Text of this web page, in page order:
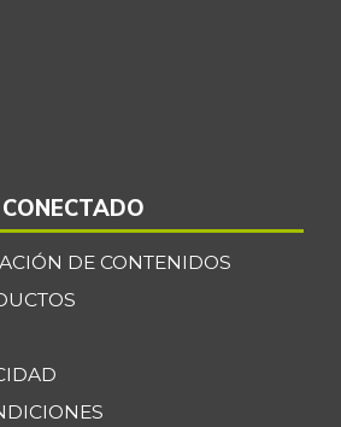
DE CONTENIDOS